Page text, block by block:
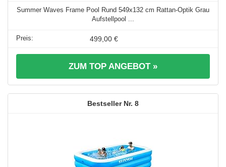
Summer Waves Frame Pool Rund 549x132 cm Rattan-Optik Grau
Aufstellpool ...
499,00 €
ZUM TOP ANGEBOT »
8